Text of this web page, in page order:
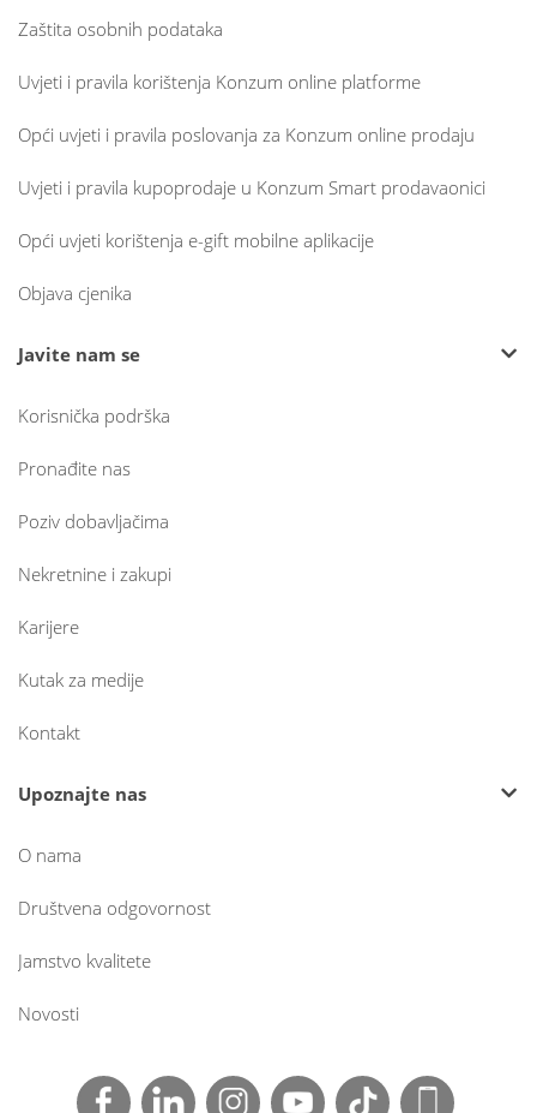
Zaštita osobnih podataka
Uvjeti i pravila korištenja Konzum online platforme
Opći uvjeti i pravila poslovanja za Konzum online prodaju
Uvjeti i pravila kupoprodaje u Konzum Smart prodavaonici
Opći uvjeti korištenja e-gift mobilne aplikacije
Objava cjenika
Javite nam se
Korisnička podrška
Pronađite nas
Poziv dobavljačima
Nekretnine i zakupi
Karijere
Kutak za medije
Kontakt
Upoznajte nas
O nama
Društvena odgovornost
Jamstvo kvalitete
Novosti